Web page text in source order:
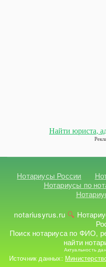
Найти юриста,
Нотариусы России
Нотариусы по
notariusyrus.ru
Поиск нотариуса по ФИО,
найти
Актуальность
Источник данных: